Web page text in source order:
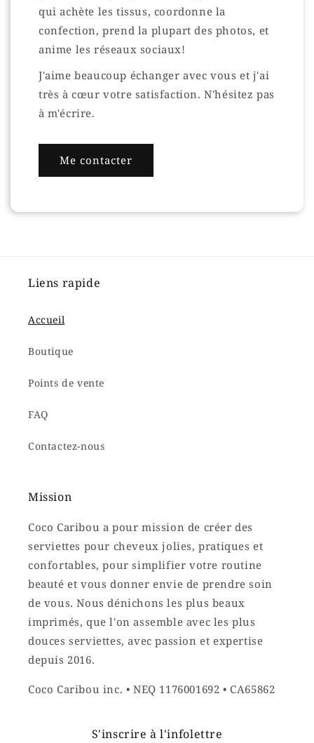
qui achète les tissus, coordonne la
confection, prend la plupart des photos, et
anime les réseaux sociaux!
J'aime beaucoup échanger avec vous et j'ai
très à cœur votre satisfaction. N'hésitez pas
à m'écrire.
Me contacter
Liens rapide
Accueil
Boutique
Points de vente
FAQ
Contactez-nous
Mission
Coco Caribou a pour mission de créer des
serviettes pour cheveux jolies, pratiques et
confortables, pour simplifier votre routine
beauté et vous donner envie de prendre soin
de vous. Nous dénichons les plus beaux
imprimés, que l'on assemble avec les plus
douces serviettes, avec passion et expertise
depuis 2016.
Coco Caribou inc. • NEQ 1176001692 • CA65862
S'inscrire à l'infolettre